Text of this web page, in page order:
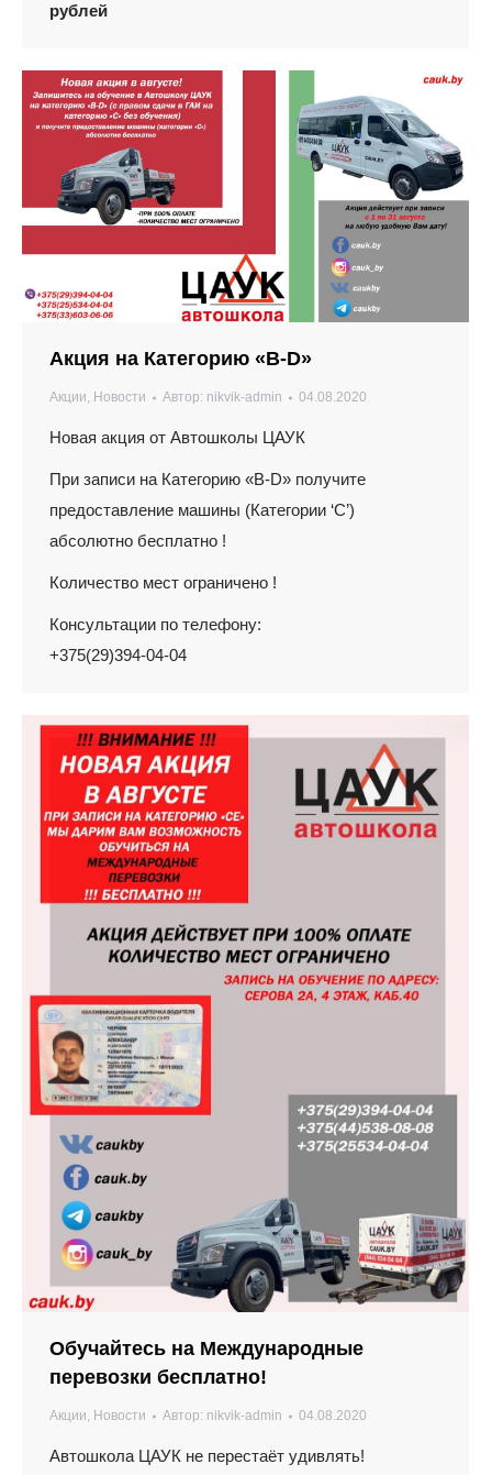
рублей
Акция на Категорию «B-D»
Акции, Новости Автор: nikvik-admin 04.08.2020
Новая акция от Автошколы ЦАУК
При записи на Категорию «В-D» получите
предоставление машины (Категории ‘С’)
абсолютно бесплатно !
Количество мест ограничено !
Консультации по телефону:
+375(29)394-04-04
Обучайтесь на Международные
перевозки бесплатно!
Акции, Новости Автор: nikvik-admin 04.08.2020
Автошкола ЦАУК не перестаёт удивлять!